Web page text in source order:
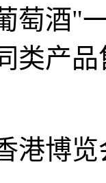
萄酒"
类产
港博